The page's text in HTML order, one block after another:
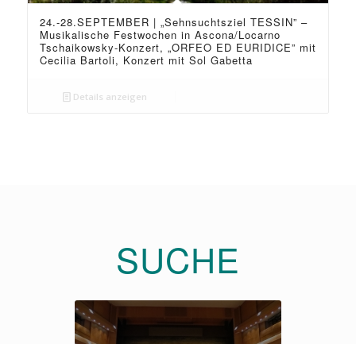
24.-28.SEPTEMBER | „Sehnsuchtsziel TESSIN” –
Musikalische Festwochen in Ascona/Locarno
Tschaikowsky-Konzert, „ORFEO ED EURIDICE” mit
Cecilia Bartoli, Konzert mit Sol Gabetta
Details anzeigen
SUCHE